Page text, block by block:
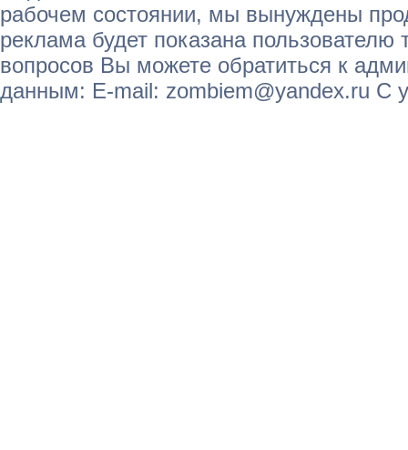
рабочем состоянии, мы вынуждены
реклама будет показана пользователю
вопросов Вы можете обратиться к
данным: E-mail: zombiem@yandex.ru С